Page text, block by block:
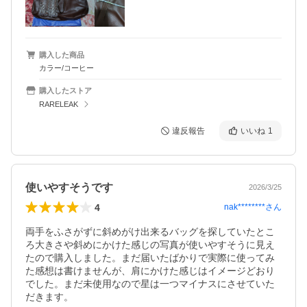
購入した商品
カラー/コーヒー
購入したストア
RARELEAK
違反報告 いいね 1
使いやすそうです 2026/3/25
4 nak********さん
両手をふさがずに斜めがけ出来るバッグを探していたとこ
ろ大きさや斜めにかけた感じの写真が使いやすそうに見え
たので購入しました。まだ届いたばかりで実際に使ってみ
た感想は書けませんが、肩にかけた感じはイメージどおり
でした。まだ未使用なので星は一つマイナスにさせていた
だきます。